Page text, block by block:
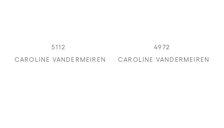
5112
CAROLINE VANDERMEIREN
4972
CAROLINE VANDERMEIREN